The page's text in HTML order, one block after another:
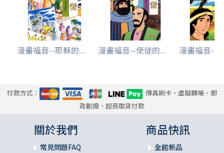
漫畫福音--耶穌的... 漫畫福音--使徒的... 漫畫福音--
付款方式：
傳真刷卡、虛擬轉帳、郵
政劃撥、超商取貨付款
關於我們
常見問題FAQ
商品快訊
全館新品